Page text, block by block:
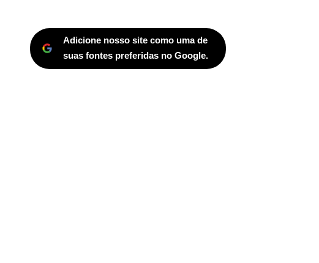
Adicione nosso site como uma de
suas fontes preferidas no Google.